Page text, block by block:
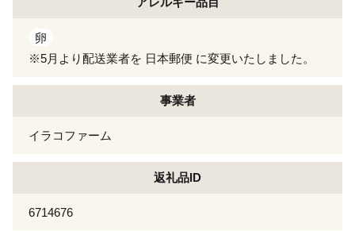
卵
※5月より配送業者を 日本郵便 に変更いたしました。
事業者
イラコファーム
返礼品ID
6714676